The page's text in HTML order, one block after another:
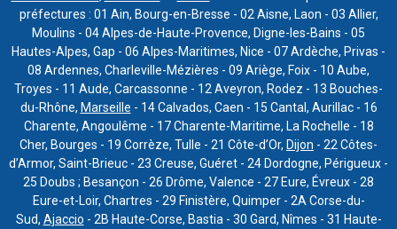
préfectures : 01 Ain, Bourg-en-Bresse - 02 Aisne, Laon - 03 Allier,
Moulins - 04 Alpes-de-Haute-Provence, Digne-les-Bains - 05
Hautes-Alpes, Gap - 06 Alpes-Maritimes, Nice - 07 Ardèche, Privas -
08 Ardennes, Charleville-Mézières - 09 Ariège, Foix - 10 Aube,
Troyes - 11 Aude, Carcassonne - 12 Aveyron, Rodez - 13 Bouches-
du-Rhône, Marseille - 14 Calvados, Caen - 15 Cantal, Aurillac - 16
Charente, Angoulême - 17 Charente-Maritime, La Rochelle - 18
Cher, Bourges - 19 Corrèze, Tulle - 21 Côte-d’Or, Dijon - 22 Côtes-
d’Armor, Saint-Brieuc - 23 Creuse, Guéret - 24 Dordogne, Périgueux -
25 Doubs ; Besançon - 26 Drôme, Valence - 27 Eure, Évreux - 28
Eure-et-Loir, Chartres - 29 Finistère, Quimper - 2A Corse-du-
Sud, Ajaccio - 2B Haute-Corse, Bastia - 30 Gard, Nîmes - 31 Haute-